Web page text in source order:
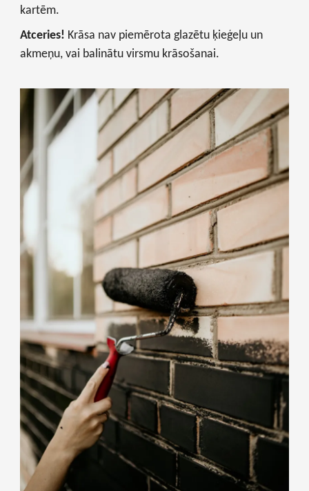
kartēm.
Atceries! Krāsa nav piemērota glazētu ķieģeļu un
akmeņu, vai balinātu virsmu krāsošanai.